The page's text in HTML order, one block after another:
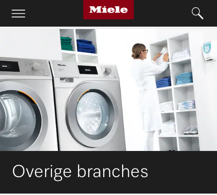
Overige branches